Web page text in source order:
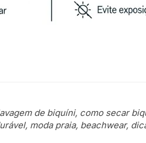
de biquíni, como secar
moda praia, beachwear,